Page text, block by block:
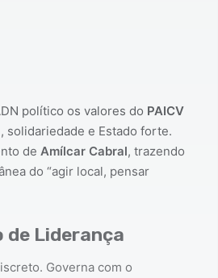
político os valores do PAICV
solidariedade e Estado forte.
de Amílcar Cabral, trazendo
do “agir local, pensar
de Liderança
Governa com o